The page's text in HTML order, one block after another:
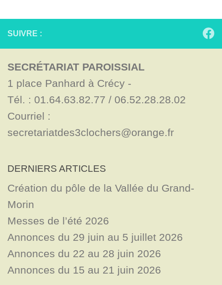
SUIVRE :
SECRÉTARIAT PAROISSIAL
1 place Panhard à Crécy -
Tél. : 01.64.63.82.77 / 06.52.28.28.02
Courriel :
secretariatdes3clochers@orange.fr
DERNIERS ARTICLES
Création du pôle de la Vallée du Grand-
Morin
Messes de l’été 2026
Annonces du 29 juin au 5 juillet 2026
Annonces du 22 au 28 juin 2026
Annonces du 15 au 21 juin 2026